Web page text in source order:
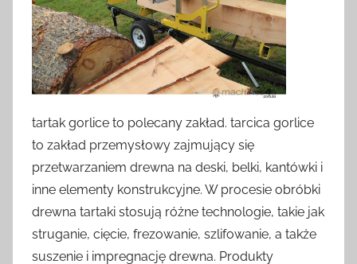
tartak gorlice to polecany zakład. tarcica gorlice
to zakład przemysłowy zajmujący się
przetwarzaniem drewna na deski, belki, kantówki i
inne elementy konstrukcyjne. W procesie obróbki
drewna tartaki stosują różne technologie, takie jak
struganie, cięcie, frezowanie, szlifowanie, a także
suszenie i impregnację drewna. Produkty